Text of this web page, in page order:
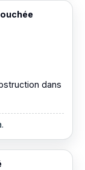
dans